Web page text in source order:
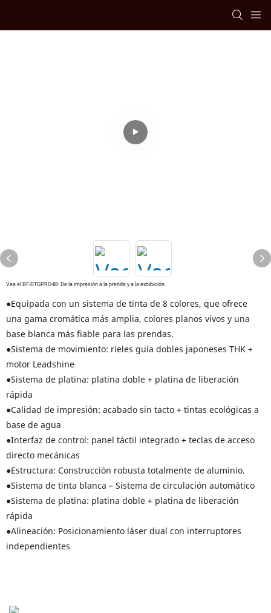
Vea el BF-DTGPRO-II8: De la impresión a la prenda y a la exhibición.
●Equipada con un sistema de tinta de 8 colores, que ofrece
una gama cromática más amplia, colores planos vivos y una
base blanca más fiable para las prendas.
●Sistema de movimiento: rieles guía dobles japoneses THK +
motor Leadshine
●Sistema de platina: platina doble + platina de liberación
rápida
●Calidad de impresión: acabado sin tacto + tintas ecológicas a
base de agua
●Interfaz de control: panel táctil integrado + teclas de acceso
directo mecánicas
●Estructura: Construcción robusta totalmente de aluminio.
●Sistema de tinta blanca – Sistema de circulación automático
●Sistema de platina: platina doble + platina de liberación
rápida
●Alineación: Posicionamiento láser dual con interruptores
independientes